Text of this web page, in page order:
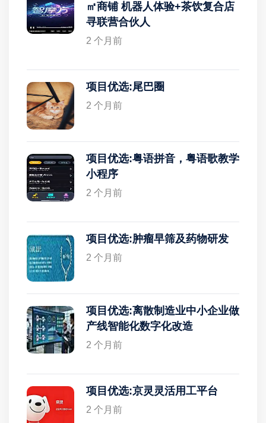
㎡商铺 机器人体验+茶饮复合店
寻联营合伙人
2 个月前
项目优选:尾巴圈
2 个月前
项目优选:粤语拼音，粤语歌教学
小程序
2 个月前
项目优选:肿瘤早筛及药物研发
2 个月前
项目优选:离散制造业中小企业做
产线智能化数字化改造
2 个月前
项目优选:京灵灵活用工平台
2 个月前